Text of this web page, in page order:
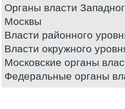
Органы власти
Москвы
Власти районного
Власти окружного
Московские органы
Федеральные органы